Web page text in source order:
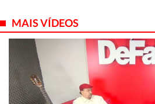
MAIS VÍDEOS